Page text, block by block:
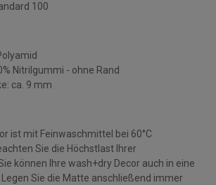
100
Nitrilgummi - ohne Rand
ca. 9 mm
ist mit Feinwaschmittel bei 60°C
Sie die Höchstlast Ihrer
können Ihre wash+dry Decor auch in eine
Sie die Matte anschließend immer